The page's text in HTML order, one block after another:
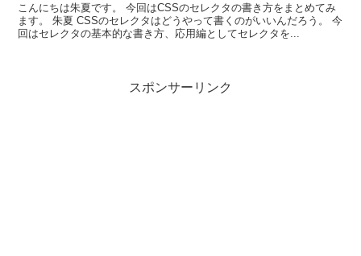
こんにちは朱夏です。 今回はCSSのセレクタの書き方をまとめてみ
ます。 朱夏 CSSのセレクタはどうやって書くのがいいんだろう。 今
回はセレクタの基本的な書き方、応用編としてセレクタを...
スポンサーリンク